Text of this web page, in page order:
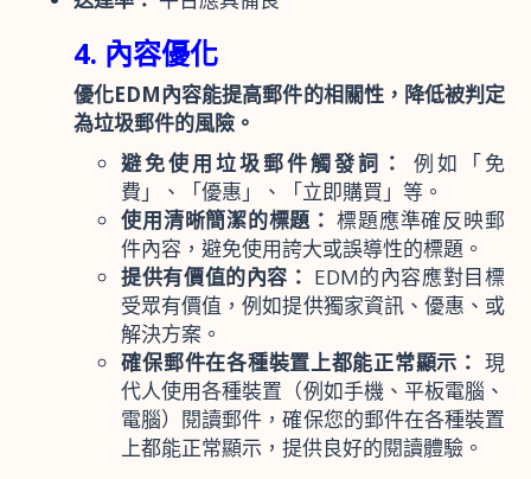
4. 內容優化
優化EDM內容能提高郵件的相關性，降低被判定
為垃圾郵件的風險。
避免使用垃圾郵件觸發詞：
例如「免
費」、「優惠」、「立即購買」等。
使用清晰簡潔的標題： 標題應準確反映郵
件內容，避免使用誇大或誤導性的標題。
提供有價值的內容： EDM的內容應對目標
受眾有價值，例如提供獨家資訊、優惠、或
解決方案。
確保郵件在各種裝置上都能正常顯示： 現
代人使用各種裝置（例如手機、平板電腦、
電腦）閱讀郵件，確保您的郵件在各種裝置
上都能正常顯示，提供良好的閱讀體驗。